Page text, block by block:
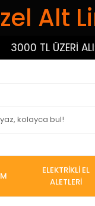
Alt
TL ÜZERİ
ELEKTRİKLİ EL
ALETLERİ